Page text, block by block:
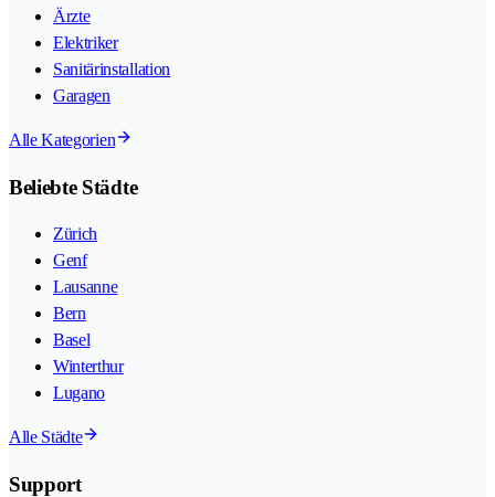
Ärzte
Elektriker
Sanitärinstallation
Garagen
Alle Kategorien
Beliebte Städte
Zürich
Genf
Lausanne
Bern
Basel
Winterthur
Lugano
Alle Städte
Support